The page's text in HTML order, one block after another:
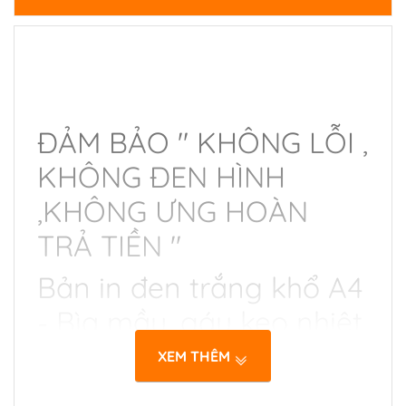
ĐẢM BẢO " KHÔNG LỖI ,
KHÔNG ĐEN HÌNH
,KHÔNG ƯNG HOÀN
TRẢ TIỀN "
Bản in đen trắng khổ A4
- Bìa mầu, gáy keo nhiệt
cực chắc chắn.
XEM THÊM